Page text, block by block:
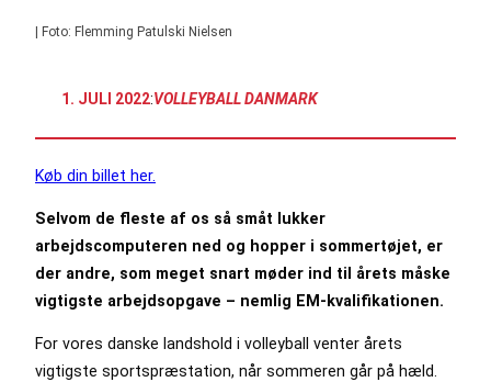
| Foto: Flemming Patulski Nielsen
1. JULI 2022:VOLLEYBALL DANMARK
Køb din billet her.
Selvom de fleste af os så småt lukker
arbejdscomputeren ned og hopper i sommertøjet, er
der andre, som meget snart møder ind til årets måske
vigtigste arbejdsopgave – nemlig EM-kvalifikationen.
For vores danske landshold i volleyball venter årets
vigtigste sportspræstation, når sommeren går på hæld.